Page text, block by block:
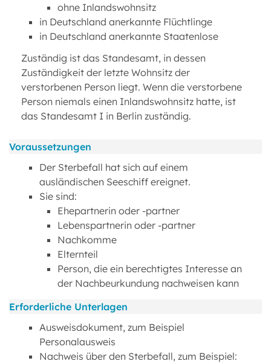
ohne Inlandswohnsitz
in Deutschland anerkannte Flüchtlinge
in Deutschland anerkannte Staatenlose
Zuständig ist das Standesamt, in dessen
Zuständigkeit der letzte Wohnsitz der
verstorbenen Person liegt. Wenn die verstorbene
Person niemals einen Inlandswohnsitz hatte, ist
das Standesamt I in Berlin zuständig.
Voraussetzungen
Der Sterbefall hat sich auf einem
ausländischen Seeschiff ereignet.
Sie sind:
Ehepartnerin oder -partner
Lebenspartnerin oder -partner
Nachkomme
Elternteil
Person, die ein berechtigtes Interesse an
der Nachbeurkundung nachweisen kann
Erforderliche Unterlagen
Ausweisdokument, zum Beispiel
Personalausweis
Nachweis über den Sterbefall, zum Beispiel: